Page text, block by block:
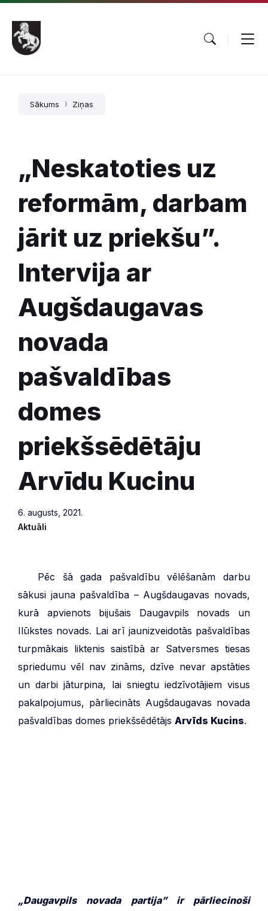
Pāriet
saturu
Skip
main
navigation
Skip
footer
Sākums Ziņas
„Neskatoties uz
reformām, darbam
jārit uz priekšu”.
Intervija ar
Augšdaugavas
novada
pašvaldības
domes
priekšsēdētāju
Arvīdu Kucinu
6. augusts, 2021.
Aktuāli
Pēc šā gada pašvaldību vēlēšanām darbu
sākusi jauna pašvaldība – Augšdaugavas novads,
kurā apvienots bijušais Daugavpils novads un
Ilūkstes novads. Lai arī jaunizveidotās pašvaldības
turpmākais liktenis saistībā ar Satversmes tiesas
spriedumu vēl nav zināms, dzīve nevar apstāties
un darbi jāturpina, lai sniegtu iedzīvotājiem visus
pakalpojumus, pārliecināts Augšdaugavas novada
pašvaldības domes priekšsēdētājs Arvīds Kucins.
„Daugavpils novada partija” ir pārliecinoši